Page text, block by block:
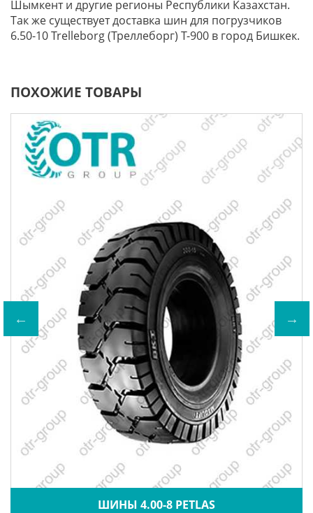
Шымкент и другие регионы Республики Казахстан.
Так же существует доставка шин для погрузчиков
6.50-10 Trelleborg (Треллеборг) T-900 в город Бишкек.
ПОХОЖИЕ ТОВАРЫ
ШИНЫ 4.00-8 PETLAS